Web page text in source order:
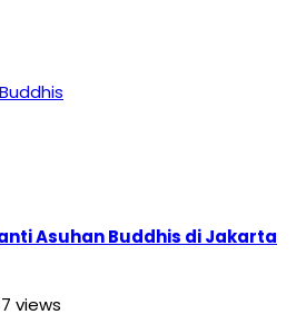
Asuhan Buddhis di Jakarta
views